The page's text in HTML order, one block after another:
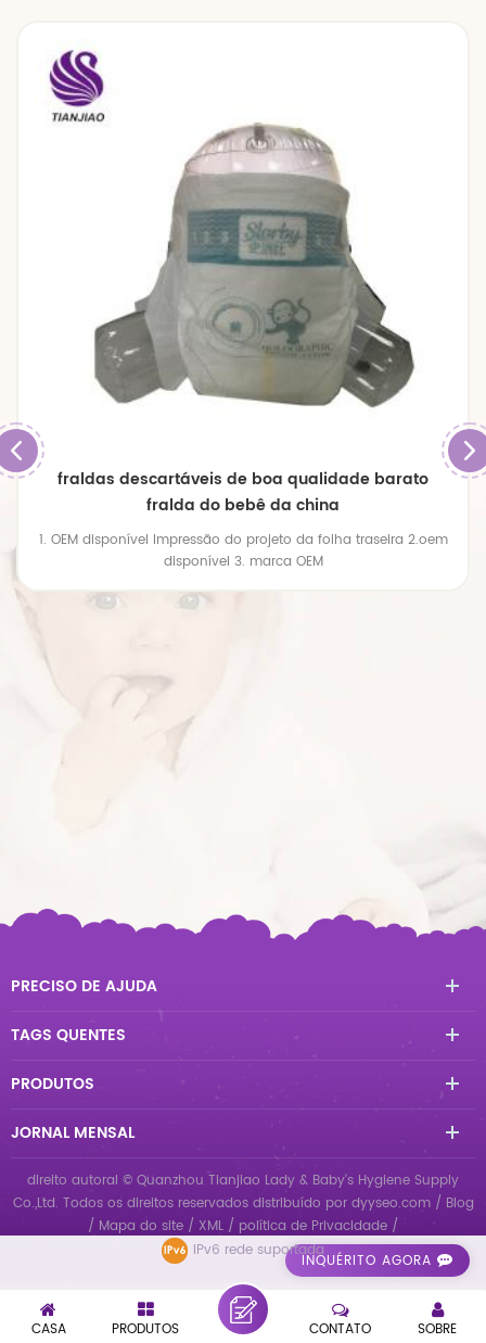
INQUÉRITO AGORA
superfície seca absorção suave respirável fralda do
bebê
super absorção, experiência muito agradável
PRECISO DE AJUDA
TAGS QUENTES
PRODUTOS
JORNAL MENSAL
direito autoral © Quanzhou Tianjiao Lady & Baby's Hygiene Supply
Co.,Ltd. Todos os direitos reservados distribuído por dyyseo.com / Blog
/ Mapa do site / XML / política de Privacidade /
IPv6 rede suportada
CASA PRODUTOS SOBRE
CONTATO